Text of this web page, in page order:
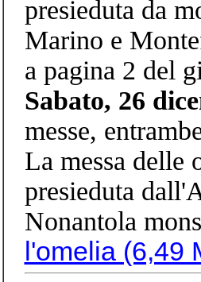
presieduta da
Marino e
a pagina 2 del
Sabato, 26
messe,
La messa delle
presieduta
Nonantola
l'omelia (6,49